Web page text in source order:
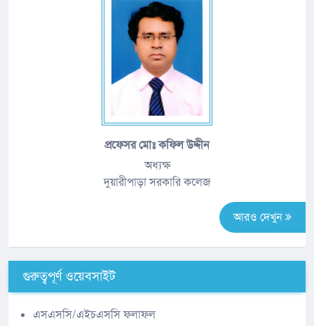
প্রফেসর মোঃ কফিল উদ্দীন
অধ্যক্ষ
দুয়ারীপাড়া সরকারি কলেজ
আরও দেখুন
গুরুত্বপূর্ণ ওয়েবসাইট
এসএসসি/এইচএসসি ফলাফল